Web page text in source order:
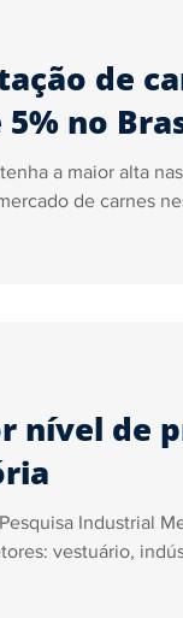
de
no
a maior alta
de carnes
nível de
Industrial
vestuário,